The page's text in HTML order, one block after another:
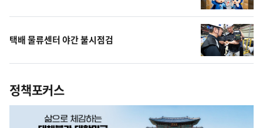
택배 물류센터 야간 불시점검
정책포커스